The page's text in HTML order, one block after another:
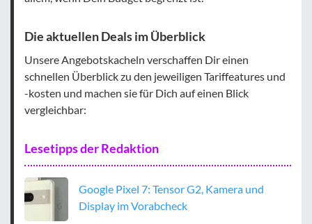
Die aktuellen Deals im Überblick
Unsere Angebotskacheln verschaffen Dir einen
schnellen Überblick zu den jeweiligen Tariffeatures und
-kosten und machen sie für Dich auf einen Blick
vergleichbar:
Lesetipps der Redaktion
Google Pixel 7: Tensor G2, Kamera und
Display im Vorabcheck